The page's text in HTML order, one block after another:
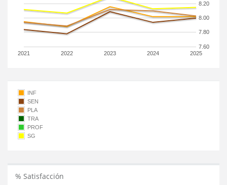
2021 2022 2023 2024 2025
7.60
7.80
8.00
8.20
INF
SEN
PLA
TRA
PROF
SG
% Satisfacción